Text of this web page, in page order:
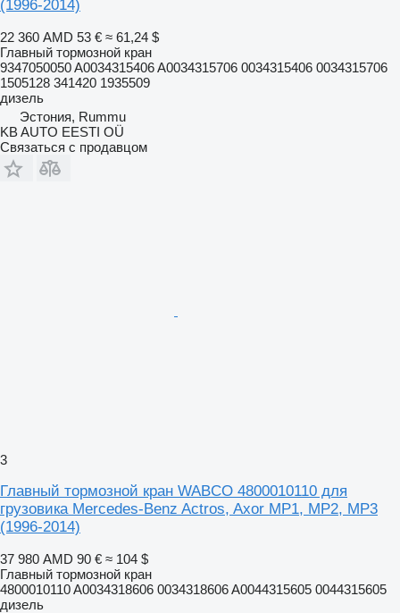
(1996-2014)
22 360 AMD 53 € ≈ 61,24 $
Главный тормозной кран
9347050050 A0034315406 A0034315706 0034315406 0034315706
1505128 341420 1935509
дизель
Эстония, Rummu
KB AUTO EESTI OÜ
Связаться с продавцом
3
Главный тормозной кран WABCO 4800010110 для
грузовика Mercedes-Benz Actros, Axor MP1, MP2, MP3
(1996-2014)
37 980 AMD 90 € ≈ 104 $
Главный тормозной кран
4800010110 A0034318606 0034318606 A0044315605 0044315605
дизель